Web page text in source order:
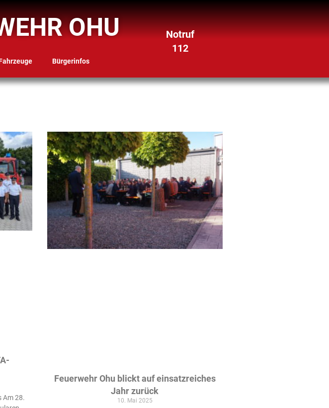
OHU
Bürgerinfos
Notruf
112
Am 28.
Feuerwehr Ohu blickt auf einsatzreiches
Jahr zurück
10. Mai 2025